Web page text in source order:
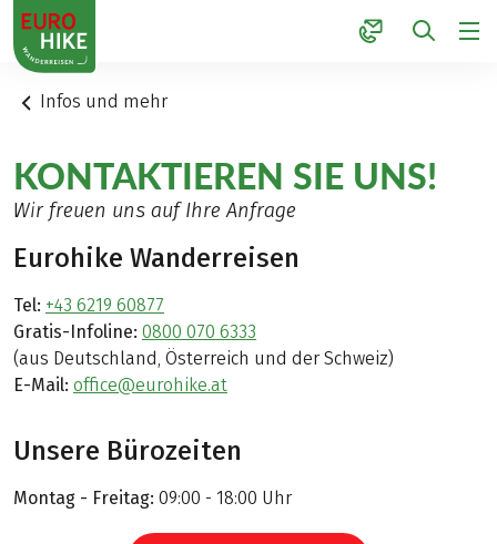
1
Infos und mehr
KONTAKTIEREN SIE UNS!
Wir freuen uns auf Ihre Anfrage
Eurohike Wanderreisen
Tel: +43 6219 60877
Gratis-Infoline: 0800 070 6333
(aus Deutschland, Österreich und der Schweiz)
E-Mail: office@eurohike.at
Unsere Bürozeiten
Montag - Freitag: 09:00 - 18:00 Uhr